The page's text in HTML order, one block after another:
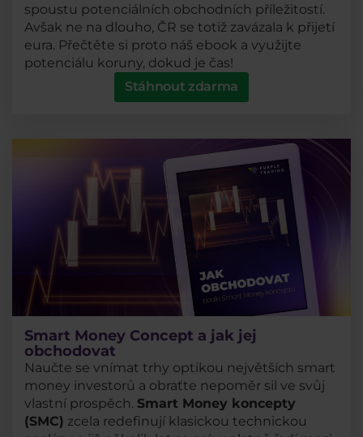
spoustu potenciálních obchodních příležitostí.
Avšak ne na dlouho, ČR se totiž zavázala k přijetí
eura. Přečtěte si proto náš ebook a využijte
potenciálu koruny, dokud je čas!
Stáhnout zdarma
Smart Money Concept a jak jej
obchodovat
Naučte se vnímat trhy optikou největších smart
money investorů a obraťte nepoměr sil ve svůj
vlastní prospěch. Smart Money koncepty
(SMC) zcela redefinují klasickou technickou